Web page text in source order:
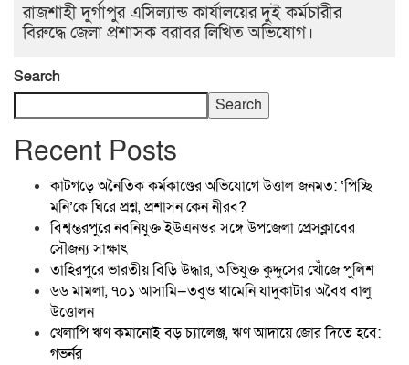
রাজশাহী দুর্গাপুর এসিল্যান্ড কার্যালয়ের দুই কর্মচারীর
বিরুদ্ধে জেলা প্রশাসক বরাবর লিখিত অভিযোগ।
Search
Search
Recent Posts
কাটগড়ে অনৈতিক কর্মকাণ্ডের অভিযোগে উত্তাল জনমত: ‘পিচ্ছি
মনি’কে ঘিরে প্রশ্ন, প্রশাসন কেন নীরব?
বিশ্বম্ভরপুরে নবনিযুক্ত ইউএনওর সঙ্গে উপজেলা প্রেসক্লাবের
সৌজন্য সাক্ষাৎ
তাহিরপুরে ভারতীয় বিড়ি উদ্ধার, অভিযুক্ত কুদ্দুসের খোঁজে পুলিশ
৬৬ মামলা, ৭০১ আসামি—তবুও থামেনি যাদুকাটার অবৈধ বালু
উত্তোলন
খেলাপি ঋণ কমানোই বড় চ্যালেঞ্জ, ঋণ আদায়ে জোর দিতে হবে:
গভর্নর